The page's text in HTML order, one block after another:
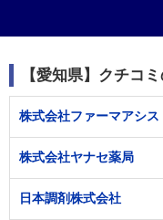
【愛知県】クチコ
株式会社ファーマアシス
株式会社ヤナセ薬局
日本調剤株式会社